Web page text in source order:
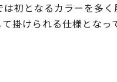
初となるカラーを多く
掛けられる仕様となっ